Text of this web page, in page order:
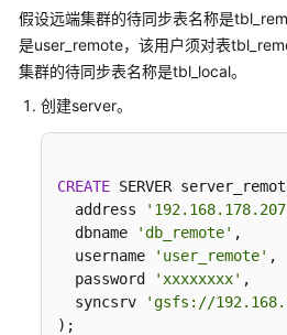
远
端
服
器
导
数
据
从
MRS
导
假设远端集群的待同步表名称是
是user_remote，该用户须对表
集群的待同步表名称是tbl_local。
创建server。
CREATE SERVER
  address
  dbname
'db_remote' ,
  username
'user_remote' ,
  password
'xxxxxxxx' ,
  syncsrv
'gsfs://
);